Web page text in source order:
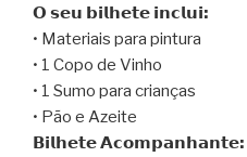
𝗢 𝘀𝗲𝘂 𝗯𝗶𝗹𝗵𝗲𝘁𝗲 𝗶𝗻𝗰𝗹𝘂𝗶:
• Materiais para pintura
• 1 Copo de Vinho
• 1 Sumo para crianças
• Pão e Azeite
𝗕𝗶𝗹𝗵𝗲𝘁𝗲 𝗔𝗰𝗼𝗺𝗽𝗮𝗻𝗵𝗮𝗻𝘁𝗲: